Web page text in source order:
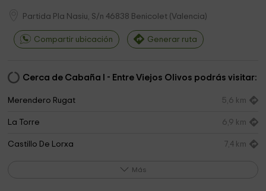
Partida Pla Nasiu, S/n 46838 Benicolet (Valencia)
Compartir ubicación Generar ruta
Cerca de Cabaña I - Entre Viejos Olivos podrás visitar:
Merendero Rugat 5,6 km
La Torre 6,9 km
Castillo De Lorxa 7,4 km
Más